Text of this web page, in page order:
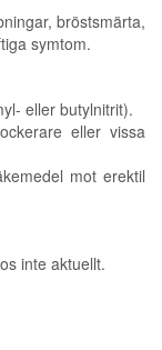
bröstsmärta,
symtom.
eller butylnitrit).
eller vissa
mot erektil
inte aktuellt.